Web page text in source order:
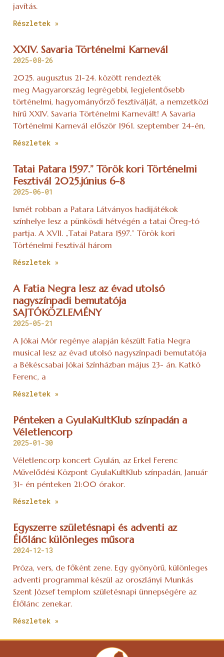
javítás.
Részletek »
XXIV. Savaria Történelmi Karnevál
2025-08-26
2025. augusztus 21-24. között rendezték
meg Magyarország legrégebbi, legjelentősebb
történelmi, hagyományőrző fesztiválját, a nemzetközi
hírű XXIV. Savaria Történelmi Karnevált! A Savaria
Történelmi Karnevál először 1961. szeptember 24-én,
Részletek »
Tatai Patara 1597.” Török kori Történelmi
Fesztivál 2025.június 6-8
2025-06-01
Ismét robban a Patara Látványos hadijátékok
színhelye lesz a pünkösdi hétvégén a tatai Öreg-tó
partja. A XVII. „Tatai Patara 1597.” Török kori
Történelmi Fesztivál három
Részletek »
A Fatia Negra lesz az évad utolsó
nagyszínpadi bemutatója
SAJTÓKÖZLEMÉNY
2025-05-21
A Jókai Mór regénye alapján készült Fatia Negra
musical lesz az évad utolsó nagyszínpadi bemutatója
a Békéscsabai Jókai Színházban május 23- án. Katkó
Ferenc, a
Részletek »
Pénteken a GyulaKultKlub színpadán a
Véletlencorp
2025-01-30
Véletlencorp koncert Gyulán, az Erkel Ferenc
Művelődési Központ GyulaKultKlub színpadán, Január
31- én pénteken 21:00 órakor.
Részletek »
Egyszerre születésnapi és adventi az
Élőlánc különleges műsora
2024-12-13
Próza, vers, de főként zene. Egy gyönyörű, különleges
adventi programmal készül az oroszlányi Munkás
Szent József templom születésnapi ünnepségére az
Élőlánc zenekar.
Részletek »